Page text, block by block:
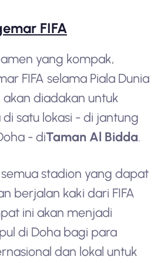
FIFA
yang kompak,
FIFA selama Piala Dunia
akan diadakan untuk
satu lokasi - di jantung
- diTaman Al Bidda.
stadion yang dapat
berjalan kaki dari FIFA
ini akan menjadi
di Doha bagi para
dan lokal untuk